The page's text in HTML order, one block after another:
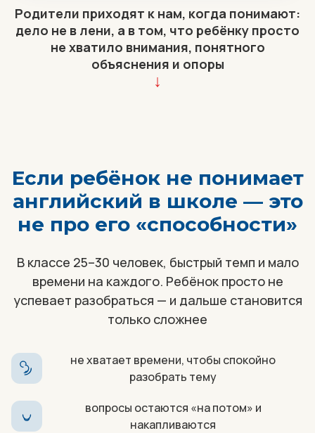
Родители приходят к нам, когда понимают:
дело не в лени, а в том, что ребёнку просто
не хватило внимания, понятного
объяснения и опоры
↓
Если ребёнок не понимает
английский в школе — это
не про его «способности»
В классе 25–30 человек, быстрый темп и мало
времени на каждого. Ребёнок просто не
успевает разобраться — и дальше становится
только сложнее
не хватает времени, чтобы спокойно
разобрать тему
вопросы остаются «на потом» и
накапливаются